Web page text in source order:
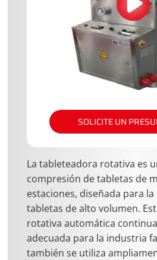
SOLICITE UN
La tableteadora rotativa es
compresión de tabletas de
estaciones, diseñada para
tabletas de alto volumen.
rotativa automática
adecuada para la industria
también se utiliza